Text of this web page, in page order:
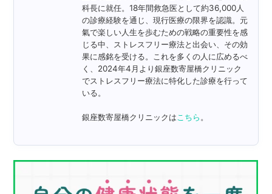
科長に就任。18年間救急医として約36,000人
の診療経験を通じ、現行医療の限界を認識。元
氣で楽しい人生を歩むための戦略の重要性を感
じる中、ストレスフリー療法と出会い、その効
果に感銘を受ける。これを多くの人に広めるべ
く、2024年4月より銀座数寄屋橋クリニック
でストレスフリー療法に特化した診療を行って
いる。
銀座数寄屋橋クリニックは こちら 。